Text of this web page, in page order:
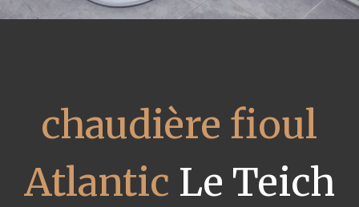
chaudière fioul
Atlantic Le Teich